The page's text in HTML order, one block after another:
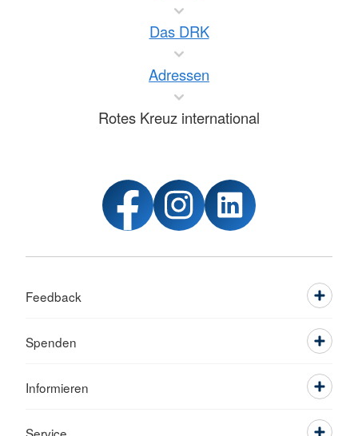
Das DRK
Adressen
Rotes Kreuz international
Feedback
Spenden
Informieren